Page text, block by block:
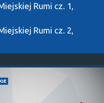
Rumi cz. 1,
Rumi cz. 2,